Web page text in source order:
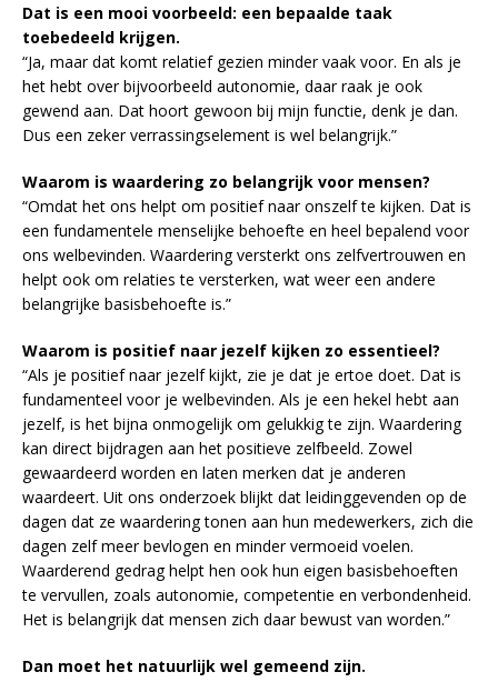
Dat is een mooi voorbeeld: een bepaalde taak
toebedeeld krijgen.
“Ja, maar dat komt relatief gezien minder vaak voor. En als je
het hebt over bijvoorbeeld autonomie, daar raak je ook
gewend aan. Dat hoort gewoon bij mijn functie, denk je dan.
Dus een zeker verrassingselement is wel belangrijk.”
Waarom is waardering zo belangrijk voor mensen?
“Omdat het ons helpt om positief naar onszelf te kijken. Dat is
een fundamentele menselijke behoefte en heel bepalend voor
ons welbevinden. Waardering versterkt ons zelfvertrouwen en
helpt ook om relaties te versterken, wat weer een andere
belangrijke basisbehoefte is.”
Waarom is positief naar jezelf kijken zo essentieel?
“Als je positief naar jezelf kijkt, zie je dat je ertoe doet. Dat is
fundamenteel voor je welbevinden. Als je een hekel hebt aan
jezelf, is het bijna onmogelijk om gelukkig te zijn. Waardering
kan direct bijdragen aan het positieve zelfbeeld. Zowel
gewaardeerd worden en laten merken dat je anderen
waardeert. Uit ons onderzoek blijkt dat leidinggevenden op de
dagen dat ze waardering tonen aan hun medewerkers, zich die
dagen zelf meer bevlogen en minder vermoeid voelen.
Waarderend gedrag helpt hen ook hun eigen basisbehoeften
te vervullen, zoals autonomie, competentie en verbondenheid.
Het is belangrijk dat mensen zich daar bewust van worden.”
Dan moet het natuurlijk wel gemeend zijn.